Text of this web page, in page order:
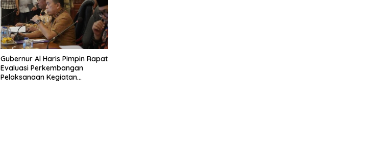
Gubernur Al Haris Pimpin Rapat
Evaluasi Perkembangan
Pelaksanaan Kegiatan